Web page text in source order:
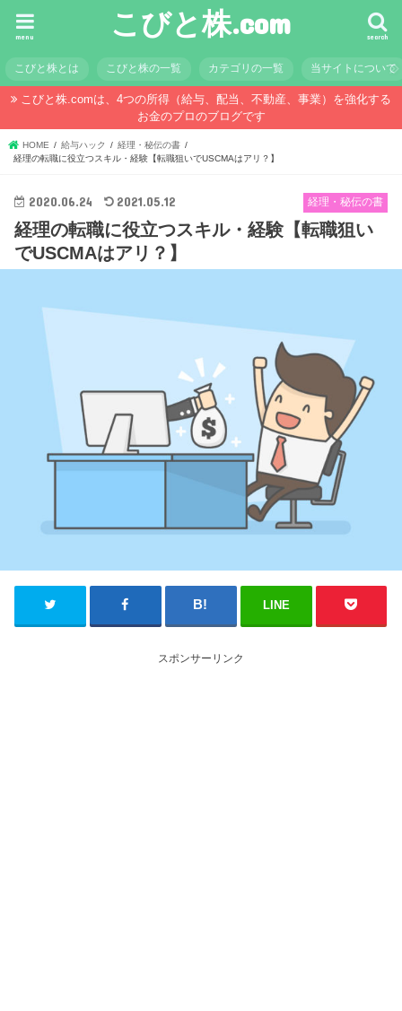
こびと株.com search
menu
こびと株とは こびと株の一覧 カテゴリの一覧 当サイトについて
こびと株.comは、4つの所得（給与、配当、不動産、事業）を強化する
お金のプロのブログです
HOME 給与ハック
経理・秘伝の書
経理の転職に役立つスキル・経験【転職狙いでUSCMAはアリ？】
経理・秘伝の書
2020.06.24 2021.05.12
経理の転職に役立つスキル・経験【転職狙い
でUSCMAはアリ？】
LINE
スポンサーリンク